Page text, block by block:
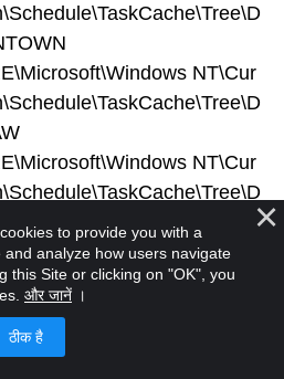
NT\Cur
NT\Cur
NT\Cur
NT\Cur
to provide you with a
analyze how users navigate
this Site or clicking on "OK", you
और जानें ।